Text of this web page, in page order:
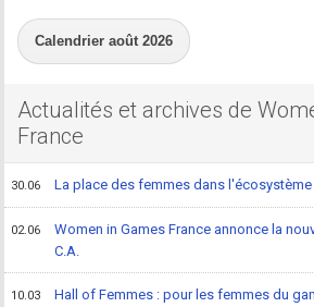
Calendrier août 2026
Actualités et archives de
France
30.06 La place des femmes dans l'écosystème
02.06
Women in Games France annonce la
C.A.
10.03
Hall of Femmes : pour les femmes du